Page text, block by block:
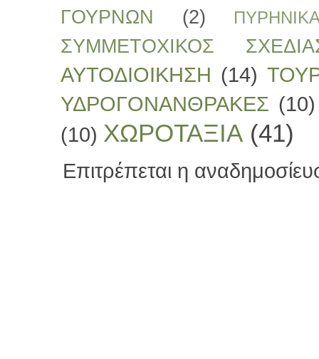
ΓΟΥΡΝΩΝ (2)
ΣΥΜΜΕΤΟΧΙΚΟΣ
ΑΥΤΟΔΙΟΙΚΗΣΗ (14)
ΥΔΡΟΓΟΝΑΝΘΡΑΚΕΣ (10)
(10) ΧΩΡΟΤΑΞΙΑ (41)
Επιτρέπεται η